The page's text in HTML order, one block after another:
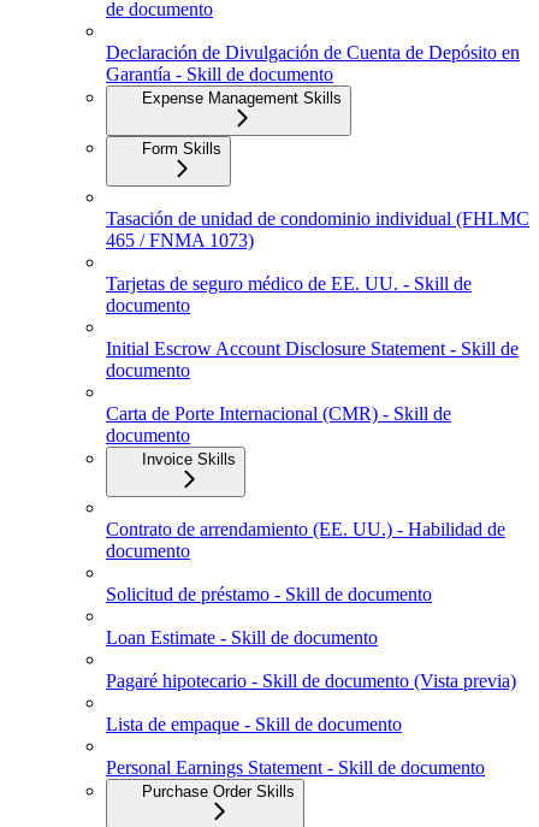
de documento
Declaración de Divulgación de Cuenta de Depósito en
Garantía - Skill de documento
Expense Management Skills
Form Skills
Tasación de unidad de condominio individual (FHLMC
465 / FNMA 1073)
Tarjetas de seguro médico de EE. UU. - Skill de
documento
Initial Escrow Account Disclosure Statement - Skill de
documento
Carta de Porte Internacional (CMR) - Skill de
documento
Invoice Skills
Contrato de arrendamiento (EE. UU.) - Habilidad de
documento
Solicitud de préstamo - Skill de documento
Loan Estimate - Skill de documento
Pagaré hipotecario - Skill de documento (Vista previa)
Lista de empaque - Skill de documento
Personal Earnings Statement - Skill de documento
Purchase Order Skills